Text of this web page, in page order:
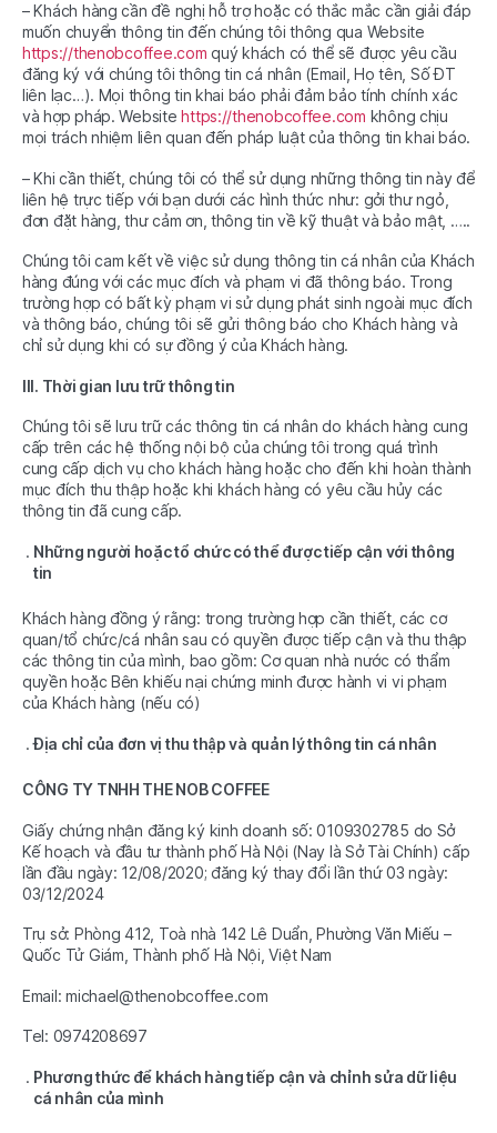
– Khách hàng cần đề nghị hỗ trợ hoặc có thắc mắc cần giải đáp
muốn chuyển thông tin đến chúng tôi thông qua Website
https://thenobcoffee.com quý khách có thể sẽ được yêu cầu
đăng ký với chúng tôi thông tin cá nhân (Email, Họ tên, Số ĐT
liên lạc…). Mọi thông tin khai báo phải đảm bảo tính chính xác
và hợp pháp. Websitehttps://thenobcoffee.com không chịu
mọi trách nhiệm liên quan đến pháp luật của thông tin khai báo.
– Khi cần thiết, chúng tôi có thể sử dụng những thông tin này để
liên hệ trực tiếp với bạn dưới các hình thức như: gởi thư ngỏ,
đơn đặt hàng, thư cảm ơn, thông tin về kỹ thuật và bảo mật, …..
Chúng tôi cam kết về việc sử dụng thông tin cá nhân của Khách
hàng đúng với các mục đích và phạm vi đã thông báo. Trong
trường hợp có bất kỳ phạm vi sử dụng phát sinh ngoài mục đích
và thông báo, chúng tôi sẽ gửi thông báo cho Khách hàng và
chỉ sử dụng khi có sự đồng ý của Khách hàng.
III. Thời gian lưu trữ thông tin
Chúng tôi sẽ lưu trữ các thông tin cá nhân do khách hàng cung
cấp trên các hệ thống nội bộ của chúng tôi trong quá trình
cung cấp dịch vụ cho khách hàng hoặc cho đến khi hoàn thành
mục đích thu thập hoặc khi khách hàng có yêu cầu hủy các
thông tin đã cung cấp.
Những người hoặc tổ chức có thể được tiếp cận với thông
tin
Khách hàng đồng ý rằng: trong trường hợp cần thiết, các cơ
quan/tổ chức/cá nhân sau có quyền được tiếp cận và thu thập
các thông tin của mình, bao gồm: Cơ quan nhà nước có thẩm
quyền hoặc Bên khiếu nại chứng minh được hành vi vi phạm
của Khách hàng (nếu có)
Địa chỉ của đơn vị thu thập và quản lý thông tin cá nhân
CÔNG TY TNHH THE NOB COFFEE
Giấy chứng nhận đăng ký kinh doanh số: 0109302785 do Sở
Kế hoạch và đầu tư thành phố Hà Nội (Nay là Sở Tài Chính) cấp
lần đầu ngày: 12/08/2020; đăng ký thay đổi lần thứ 03 ngày:
03/12/2024
Trụ sở: Phòng 412, Toà nhà 142 Lê Duẩn, Phường Văn Miếu –
Quốc Tử Giám, Thành phố Hà Nội, Việt Nam
Email: michael@thenobcoffee.com
Tel: 0974208697
Phương thức để khách hàng tiếp cận và chỉnh sửa dữ liệu
cá nhân của mình